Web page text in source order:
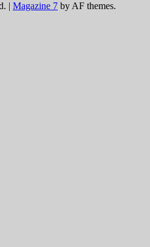
| Magazine 7 by AF themes.